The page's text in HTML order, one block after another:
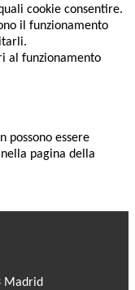
cookie consentire.
il funzionamento
al funzionamento
possono essere
pagina della
Madrid